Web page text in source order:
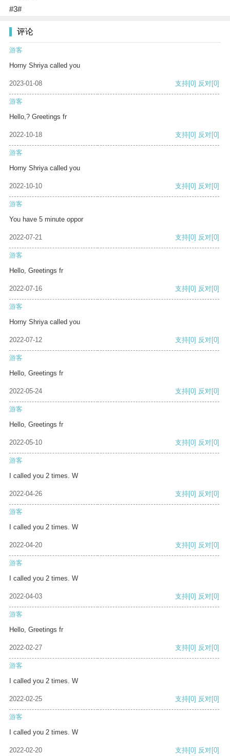
#3#
评论
游客
Horny Shriya called you
2023-01-08 支持[0] 反对[0]
游客
Hello,? Greetings fr
2022-10-18 支持[0] 反对[0]
游客
Horny Shriya called you
2022-10-10 支持[0] 反对[0]
游客
You have 5 minute oppor
2022-07-21 支持[0] 反对[0]
游客
Hello, Greetings fr
2022-07-16 支持[0] 反对[0]
游客
Horny Shriya called you
2022-07-12 支持[0] 反对[0]
游客
Hello, Greetings fr
2022-05-24 支持[0] 反对[0]
游客
Hello, Greetings fr
2022-05-10 支持[0] 反对[0]
游客
I called you 2 times. W
2022-04-26 支持[0] 反对[0]
游客
I called you 2 times. W
2022-04-20 支持[0] 反对[0]
游客
I called you 2 times. W
2022-04-03 支持[0] 反对[0]
游客
Hello, Greetings fr
2022-02-27 支持[0] 反对[0]
游客
I called you 2 times. W
2022-02-25 支持[0] 反对[0]
游客
I called you 2 times. W
2022-02-20 支持[0] 反对[0]